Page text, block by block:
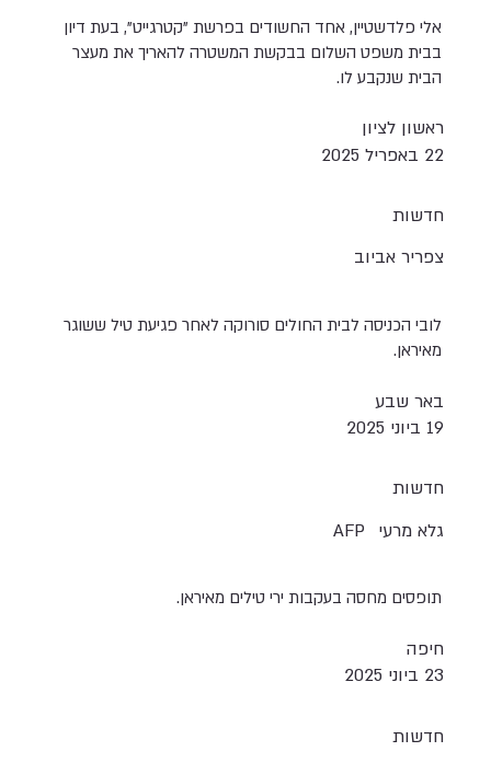
אלי פלדשטיין, אחד החשודים בפרשת "קטרגייט", בעת דיון
בבית משפט השלום בבקשת המשטרה להאריך את מעצר
הבית שנקבע לו.
ראשון לציון
22 באפריל 2025
חדשות
צפריר אביוב
לובי הכניסה לבית החולים סורוקה לאחר פגיעת טיל ששוגר
מאיראן.
באר שבע
19 ביוני 2025
חדשות
AFP
גלא מרעי
תופסים מחסה בעקבות ירי טילים מאיראן.
חיפה
23 ביוני 2025
חדשות